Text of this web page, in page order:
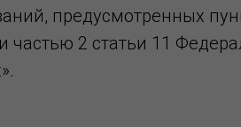
предусмотренных
частью 2 статьи 11